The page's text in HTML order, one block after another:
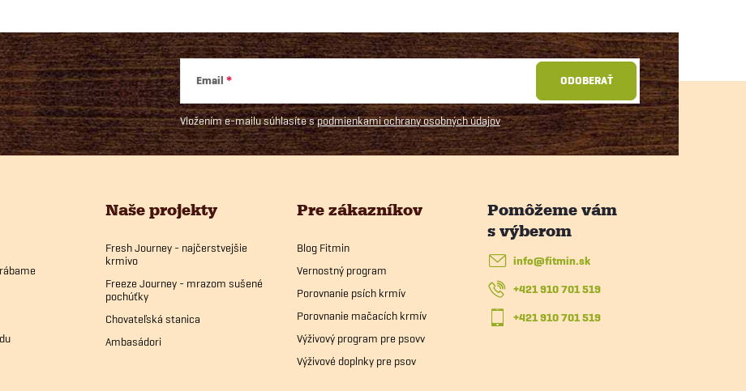
Email
Vložením e-mailu súhlasíte spodmienkami ochrany osobných údajov
ODOBERAŤ
Naše projekty
Fresh Journey - najčerstvejšie
krmivo
Freeze Journey - mrazom sušené
pochúťky
Chovateľská stanica
Ambasádori
Pre zákazníkov
Blog Fitmin
Vernostný program
Porovnanie psích krmív
Porovnanie mačacích krmív
Výživový program pre psovv
Výživové doplnky pre psov
info@fitmin.sk
+421 910 701 519
+421 910 701 519